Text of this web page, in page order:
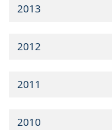
2013
2012
2011
2010